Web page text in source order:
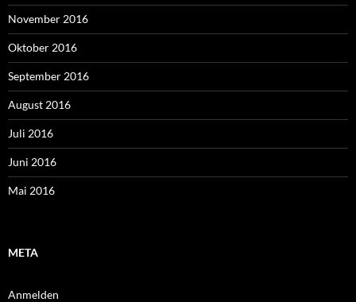
November 2016
Oktober 2016
September 2016
August 2016
Juli 2016
Juni 2016
Mai 2016
META
Anmelden